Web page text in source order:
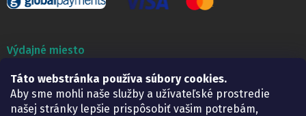
Táto webstránka používa súbory cookies.
Aby sme mohli naše služby a užívateľské prostredie
našej stránky lepšie prispôsobiť vašim potrebám,
Výdajné miesto
Lekáreň ADONAI
Košice – Smetanova 2
Pondelok:
07.30 – 15.30 h.